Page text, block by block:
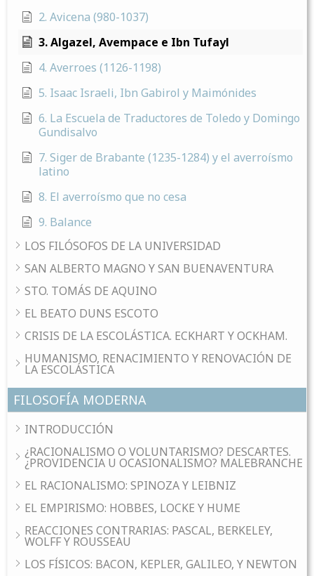
2. Avicena (980-1037)
3. Algazel, Avempace e Ibn Tufayl
4. Averroes (1126-1198)
5. Isaac Israeli, Ibn Gabirol y Maimónides
6. La Escuela de Traductores de Toledo y Domingo
Gundisalvo
7. Siger de Brabante (1235-1284) y el averroísmo
latino
8. El averroísmo que no cesa
9. Balance
LOS FILÓSOFOS DE LA UNIVERSIDAD
SAN ALBERTO MAGNO Y SAN BUENAVENTURA
STO. TOMÁS DE AQUINO
EL BEATO DUNS ESCOTO
CRISIS DE LA ESCOLÁSTICA. ECKHART Y OCKHAM.
HUMANISMO, RENACIMIENTO Y RENOVACIÓN DE
LA ESCOLÁSTICA
FILOSOFÍA MODERNA
INTRODUCCIÓN
¿RACIONALISMO O VOLUNTARISMO? DESCARTES.
¿PROVIDENCIA U OCASIONALISMO? MALEBRANCHE
EL RACIONALISMO: SPINOZA Y LEIBNIZ
EL EMPIRISMO: HOBBES, LOCKE Y HUME
REACCIONES CONTRARIAS: PASCAL, BERKELEY,
WOLFF Y ROUSSEAU
LOS FÍSICOS: BACON, KEPLER, GALILEO, Y NEWTON